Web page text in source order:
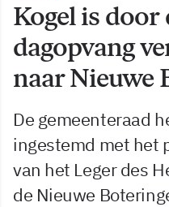
Kogel is door
dagopvang
naar Nieuwe
De gemeenteraad
ingestemd met het
van het Leger des
de Nieuwe